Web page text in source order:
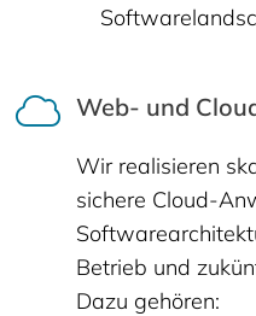
Web- und
Wir realisieren
sichere Cloud-
Betrieb und
Dazu gehören: